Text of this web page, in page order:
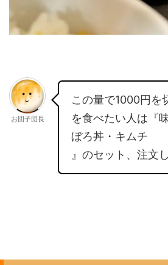
お団子団長
この量で1000円を
を食べたい人は『
ぼろ丼・キムチ
』のセット、注文